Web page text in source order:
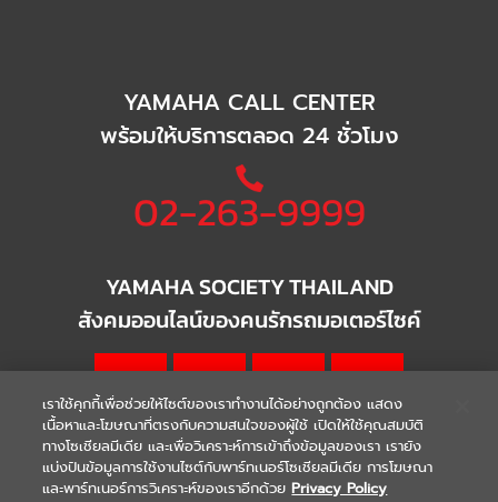
YAMAHA CALL CENTER
พร้อมให้บริการตลอด 24 ชั่วโมง
02-263-9999
YAMAHA SOCIETY THAILAND
สังคมออนไลน์ของคนรักรถมอเตอร์ไซค์
WARRANTY | Terms & Conditions
เราใช้คุกกี้เพื่อช่วยให้ไซต์ของเราทำงานได้อย่างถูกต้อง แสดง
เนื้อหาและโฆษณาที่ตรงกับความสนใจของผู้ใช้ เปิดให้ใช้คุณสมบัติ
ทางโซเชียลมีเดีย และเพื่อวิเคราะห์การเข้าถึงข้อมูลของเรา เรายัง
แบ่งปันข้อมูลการใช้งานไซต์กับพาร์ทเนอร์โซเชียลมีเดีย การโฆษณา
และพาร์ทเนอร์การวิเคราะห์ของเราอีกด้วย Privacy Policy